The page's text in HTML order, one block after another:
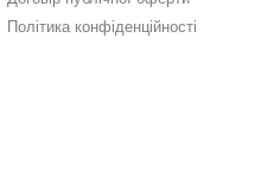
Політика конфіденційності